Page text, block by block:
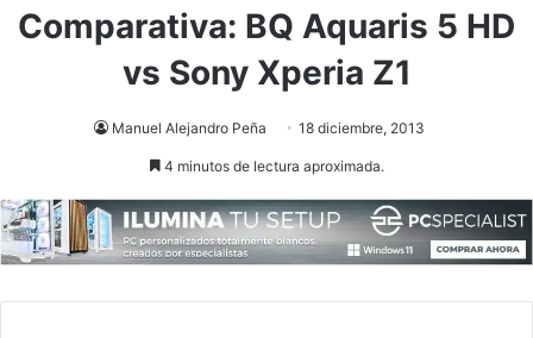
Comparativa: BQ Aquaris 5 HD
vs Sony Xperia Z1
Manuel Alejandro Peña 18 diciembre, 2013
4 minutos de lectura aproximada.